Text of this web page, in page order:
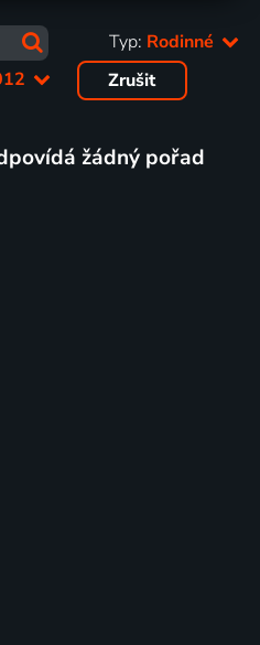
Typ: Rodinné
Zrušit
žádný pořad